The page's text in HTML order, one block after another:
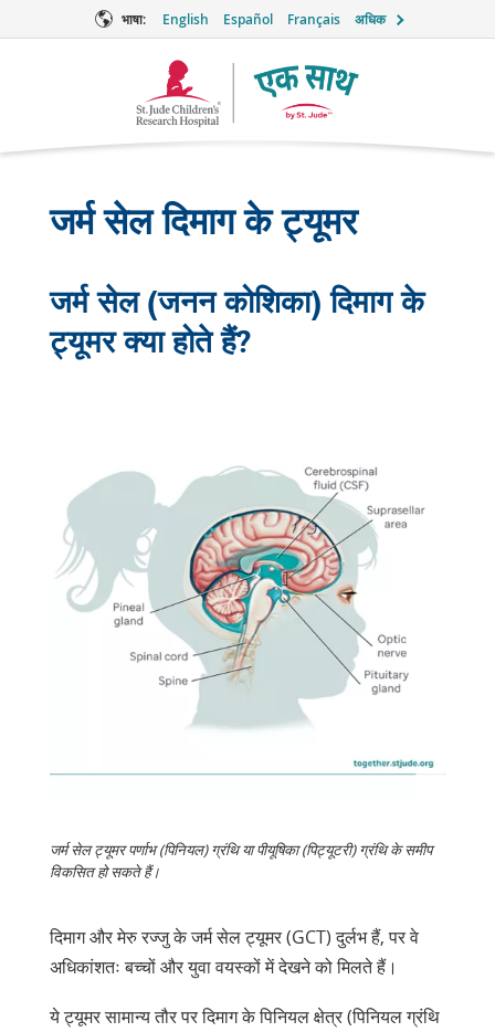
भाषा: English Español Français अधिक
जर्म सेल दिमाग के ट्यूमर
जर्म सेल (जनन कोशिका) दिमाग के
ट्यूमर क्या होते हैं?
जर्म सेल ट्यूमर पर्णाभ (पिनियल) ग्रंथि या पीयूषिका (पिट्यूटरी) ग्रंथि के समीप
विकसित हो सकते हैं।
दिमाग और मेरु रज्जु के जर्म सेल ट्यूमर (GCT) दुर्लभ हैं, पर वे
अधिकांशतः बच्चों और युवा वयस्कों में देखने को मिलते हैं।
ये ट्यूमर सामान्य तौर पर दिमाग के पिनियल क्षेत्र (पिनियल ग्रंथि